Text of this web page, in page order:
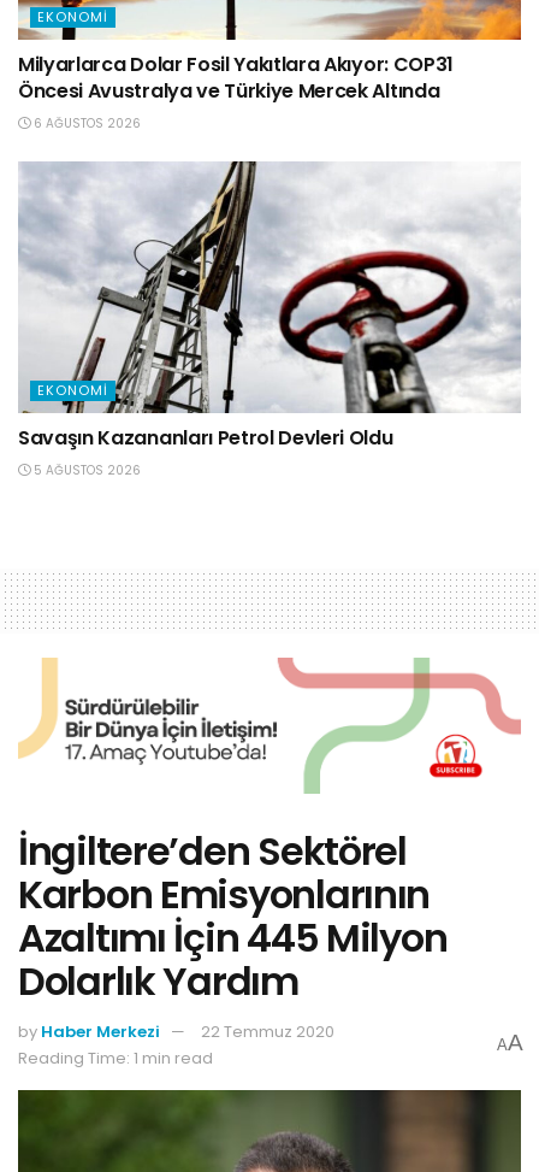
EKONOMI
Milyarlarca Dolar Fosil Yakıtlara Akıyor: COP31
Öncesi Avustralya ve Türkiye Mercek Altında
6 AĞUSTOS 2026
EKONOMI
Savaşın Kazananları Petrol Devleri Oldu
5 AĞUSTOS 2026
İngiltere’den Sektörel
Karbon Emisyonlarının
Azaltımı İçin 445 Milyon
Dolarlık Yardım
by Haber Merkezi
22 Temmuz 2020
Reading Time: 1 min read
AA